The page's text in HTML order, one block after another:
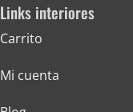
Links interiores
Carrito
Mi cuenta